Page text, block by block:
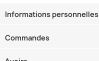
Informations personnelles
Commandes